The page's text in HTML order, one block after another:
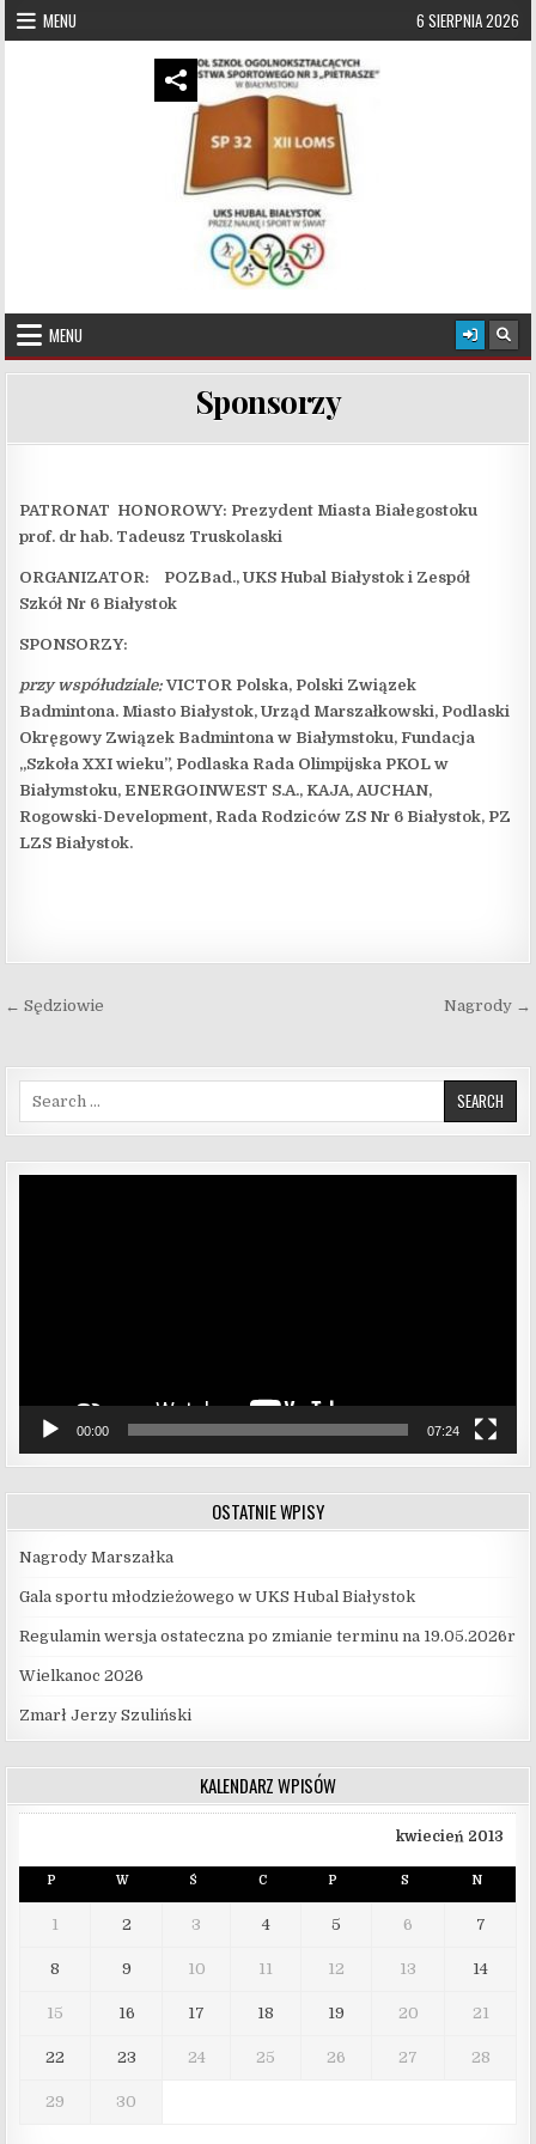
Skip to content
MENU 6 SIERPNIA 2026
UKS Hubal Białystok
MENU
Sponsorzy
PATRONAT HONOROWY: Prezydent Miasta Białegostoku
prof. dr hab. Tadeusz Truskolaski
ORGANIZATOR: POZBad., UKS Hubal Białystok i Zespół
Szkół Nr 6 Białystok
SPONSORZY:
przy współudziale:VICTOR Polska, Polski Związek
Badmintona. Miasto Białystok, Urząd Marszałkowski, Podlaski
Okręgowy Związek Badmintona w Białymstoku, Fundacja
„Szkoła XXI wieku”, Podlaska Rada Olimpijska PKOL w
Białymstoku, ENERGOINWEST S.A., KAJA, AUCHAN,
Rogowski-Development, Rada Rodziców ZS Nr 6 Białystok, PZ
LZS Białystok.
Nawigacja wpisu Nagrody →
← Sędziowie
Search for:
00:00 07:24
OSTATNIE WPISY
Nagrody Marszałka
Gala sportu młodzieżowego w UKS Hubal Białystok
Regulamin wersja ostateczna po zmianie terminu na 19.05.2026r
Wielkanoc 2026
Zmarł Jerzy Szuliński
KALENDARZ WPISÓW
kwiecień 2013
P W Ś C P S N
1 2 3 4 5 6 7
8 9 10 11 12 13 14
15 16 17 18 19 20 21
22 23 24 25 26 27 28
29 30